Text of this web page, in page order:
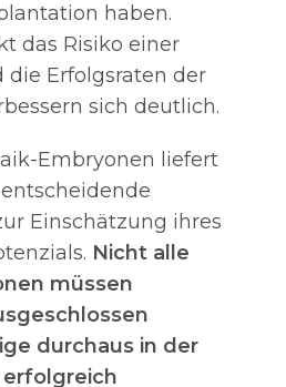
haben.
das Risiko einer
die Erfolgsraten der
sich deutlich.
Embryonen liefert
Einschätzung ihres
Nicht alle
müssen
durchaus in der
erfolgreich